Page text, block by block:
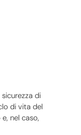
di
di vita del
nel caso,